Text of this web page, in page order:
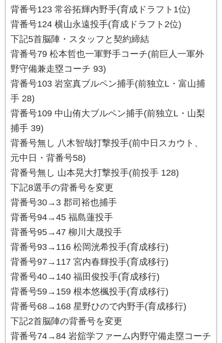
背番号123 常谷拓輝内野手(育成ドラフト1位)
背番号124 横山永遠投手(育成ドラフト2位)
下記5首脳陣・スタッフと契約締結
背番号79 松本哲也一軍野手コーチ(前巨人一軍外
野守備兼走塁コーチ 93)
背番号103 岩室真ブルペン捕手(前独立L・富山捕
手 28)
背番号109 中山侑大ブルペン捕手(前独立L・山梨
捕手 39)
背番号無し 八木智哉打撃投手(前中日スカウト、
元中日・背番号58)
背番号無し 山本晃大打撃投手(前投手 128)
下記8選手の背番号を変更
背番号30→3 郡司裕也捕手
背番号94→45 福島蓮投手
背番号95→47 柳川大晟投手
背番号93→116 松岡洸希投手(育成移行)
背番号97→117 宮内春輝投手(育成移行)
背番号40→140 福田俊投手(育成移行)
背番号59→159 根本悠楓投手(育成移行)
背番号68→168 星野ひので内野手(育成移行)
下記2首脳陣の背番号を変更
背番号74→84 岩舘学ファーム内野守備走塁コーチ